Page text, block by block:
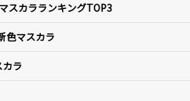
スカラランキングTOP3
色マスカラ
ラ